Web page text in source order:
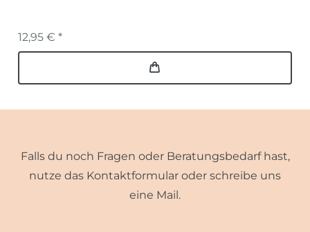
12,95 € *
Falls du noch Fragen oder Beratungsbedarf hast,
nutze das Kontaktformular oder schreibe uns
eine Mail.